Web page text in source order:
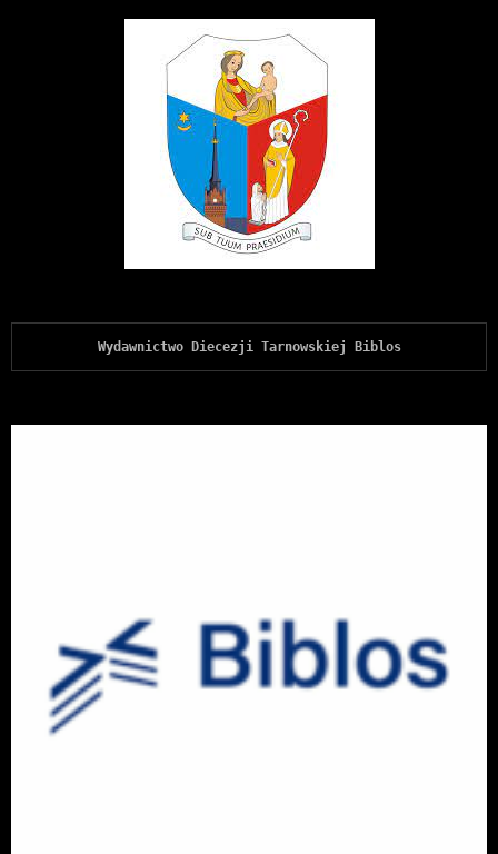
Wydawnictwo Diecezji Tarnowskiej Biblos